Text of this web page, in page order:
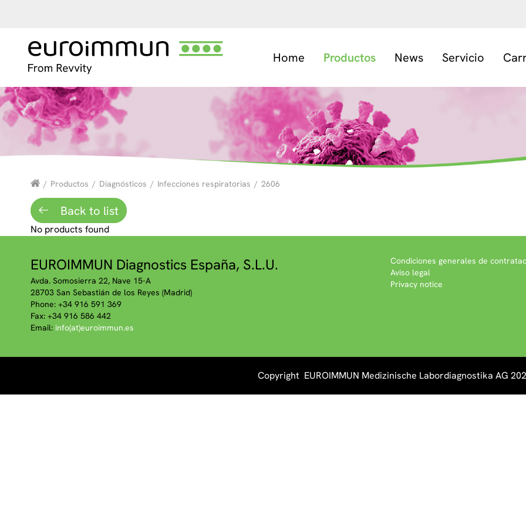
Home Productos News Servicio
/ Productos / Diagnósticos / Infecciones respiratorias / 2606
Back to list
No products found
EUROIMMUN Diagnostics España, S.L.U.
Avda. Somosierra 22, Nave 15-A
28703 San Sebastián de los Reyes (Madrid)
Phone: +34 916 591 369
Fax: +34 916 586 442
Email: info(at)euroimmun.es
Condiciones generales de
Aviso legal
Privacy notice
Copyright EUROIMMUN Medizinische Labordiagnostika AG